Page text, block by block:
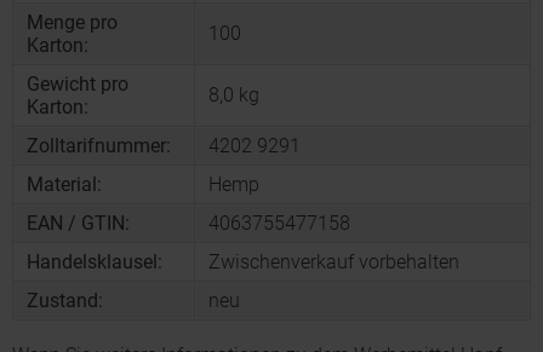
Menge pro
Karton:
100
Gewicht pro
Karton:
8,0 kg
Zolltarifnummer:
4202 9291
Material:
Hemp
EAN / GTIN:
4063755477158
Handelsklausel:
Zwischenverkauf vorbehalten
Zustand:
neu